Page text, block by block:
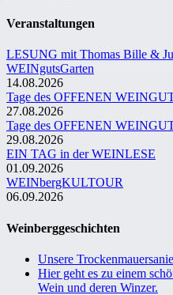
Veranstaltungen
LESUNG mit Thomas Bille &
WEINgutsGarten
14.08.2026
Tage des OFFENEN
27.08.2026
Tage des OFFENEN
29.08.2026
EIN TAG in der WEINLESE
01.09.2026
WEINbergKULTOUR
06.09.2026
Weinberggeschichten
Unsere
Hier geht es zu einem
Wein und deren Winzer.